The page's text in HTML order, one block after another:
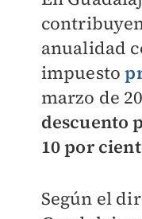
anualidad
impuesto
marzo de
descuento
10 por
Según el